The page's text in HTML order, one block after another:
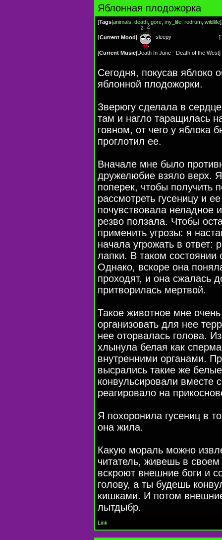
Яблонная плодожорка
[Tags animals death gore my_life redrum wildlife]
[Current Mood sleepy ]
[Current Music Death In June - Death of the West]
Сегодня, покусав яблоко
яблонной плодожорки.
Зверюгу сделала в
там и нагло таращилась
говном, от чего у яблока
проглотил ее.
Вначале мне было
дружелюбие взяло верх.
поперек, чтобы получить
рассмотреть гусеницу и
почувствовала неладное
резво ползала. Чтобы
применить угрозы: я
начала угрожать в ответ:
лапки. В таком состоянии
Однако, вскоре она
проходят, и она сжалась
притворилась мертвой.
Такое животное мне
организовать для нее
нее оторвалась голова.
хлынула белая как
внутренними органами.
высрались такие же
конвульсировали вместе
реагировало на
Я похоронила гусениц в
она жила.
Какую мораль можно
читатель, живешь в
вскроют внешние боги и
голову, а ты будешь
кишками. И потом
лытдыбр.
Link